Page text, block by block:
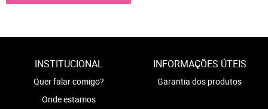
INSTITUCIONAL
Quer falar comigo?
Onde estamos
INFORMAÇÕES ÚTEIS
Garantia dos produtos